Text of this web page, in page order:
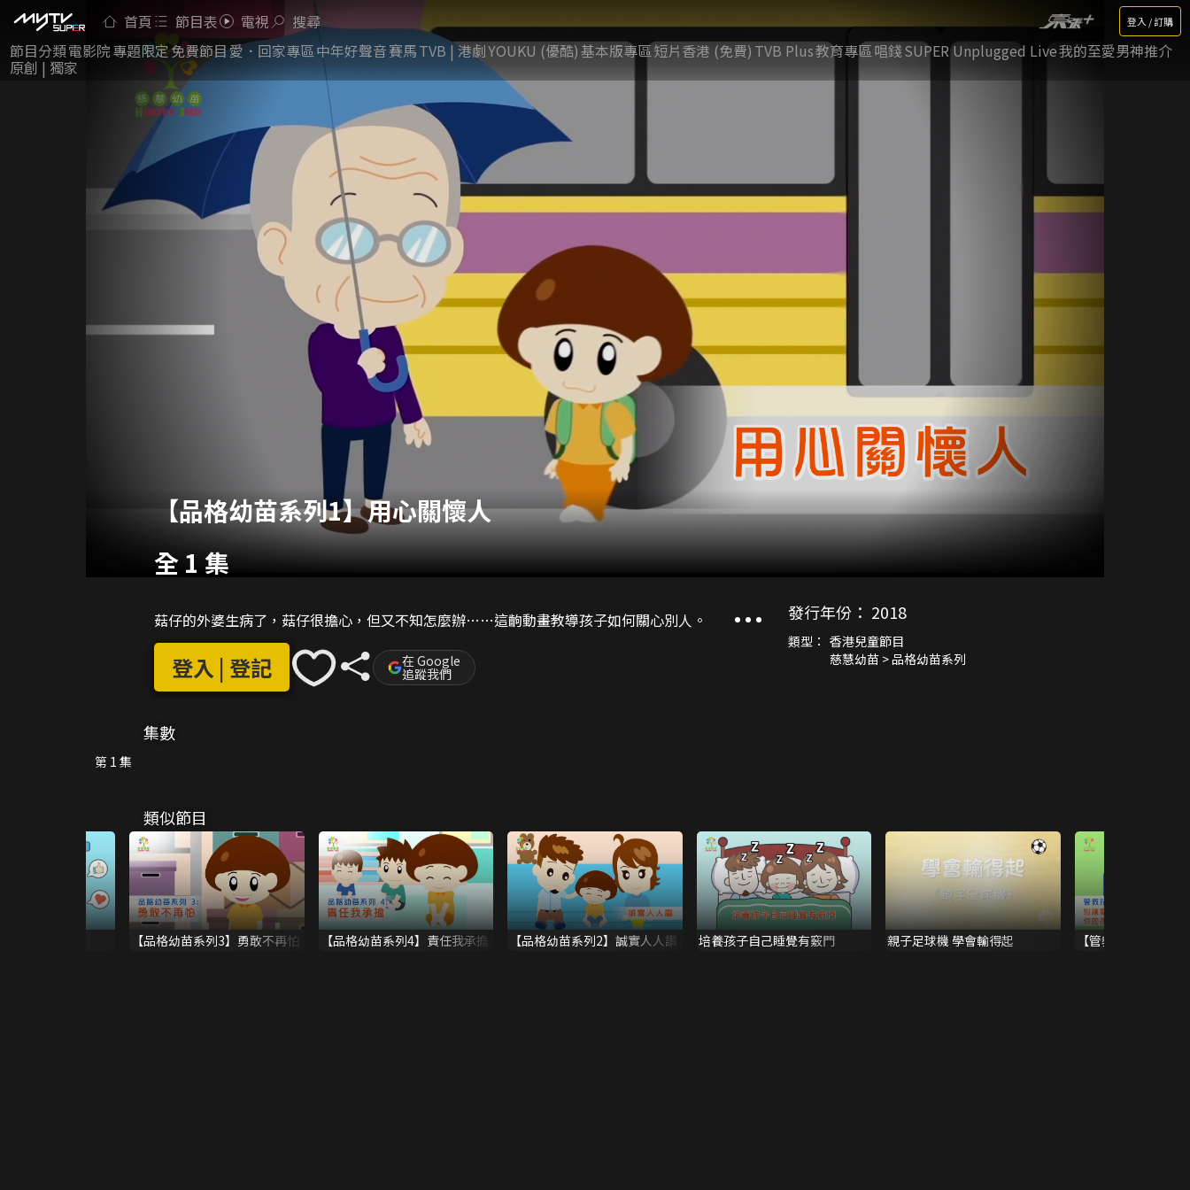
首頁 節目表 電視 搜尋 登入 / 訂購
節目分類電影院專題限定免費節目愛．回家專區中年好聲音賽馬TVB | 港劇YOUKU (優酷)基本版專區短片香港 (免費) TVB Plus教育專區唱錢SUPER Unplugged Live我的至愛男神推介
原創 | 獨家
【品格幼苗系列1】用心關懷人
全 1 集
菇仔的外婆生病了，菇仔很擔心，但又不知怎麼辦……這齣動畫教導孩子如何關心別人。
登入 | 登記 在 Google
追蹤我們
發行年份： 2018
類型： 香港兒童節目
慈慧幼苗 > 品格幼苗系列
集數
第 1 集
類似節目
【品格幼苗系列3】勇敢不再怕 【品格幼苗系列4】責任我承擔 【品格幼苗系列2】誠實人人讚 培養孩子自己睡覺有竅門 親子足球機 學會輸得起
【管教技巧】別讓